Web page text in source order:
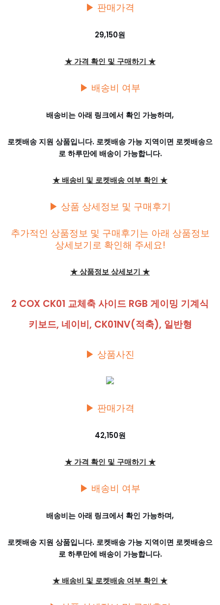
▶ 판매가격
29,150원
★ 가격 확인 및 구매하기 ★
▶ 배송비 여부
배송비는 아래 링크에서 확인 가능하며,
로켓배송 지원 상품입니다. 로켓배송 가능 지역이면 로켓배송으
로 하루만에 배송이 가능합니다.
★ 배송비 및 로켓배송 여부 확인 ★
▶ 상품 상세정보 및 구매후기
추가적인 상품정보 및 구매후기는 아래 상품정보
상세보기로 확인해 주세요!
★ 상품정보 상세보기 ★
2 COX CK01 교체축 사이드 RGB 게이밍 기계식
키보드, 네이비, CK01NV(적축), 일반형
▶ 상품사진
▶ 판매가격
42,150원
★ 가격 확인 및 구매하기 ★
▶ 배송비 여부
배송비는 아래 링크에서 확인 가능하며,
로켓배송 지원 상품입니다. 로켓배송 가능 지역이면 로켓배송으
로 하루만에 배송이 가능합니다.
★ 배송비 및 로켓배송 여부 확인 ★